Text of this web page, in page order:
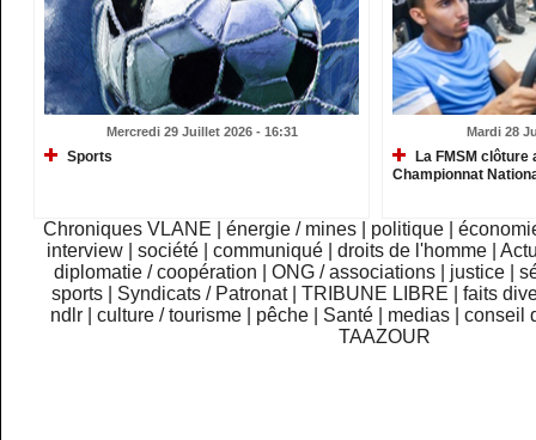
Mercredi 29 Juillet 2026 - 16:31
Sports
Mardi 28
La FMSM clôture
Championnat
Chroniques VLANE énergie / mines politique
interview
|société |communiqué |droits de l'homme |
diplomatie / coopération
ONG / associations justice
sports
Syndicats / Patronat TRIBUNE LIBRE
faits
ndlr
|culture / tourisme pêche Santé medias |conseil
TAAZOUR